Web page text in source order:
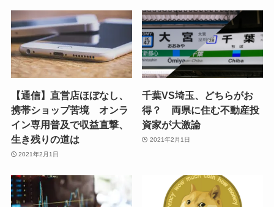
【通信】直営店ほぼなし、
携帯ショップ苦境 オンラ
イン専用普及で収益直撃、
生き残りの道は
2021年2月1日
千葉VS埼玉、どちらがお
得？ 両県に住む不動産投
資家が大激論
2021年2月1日